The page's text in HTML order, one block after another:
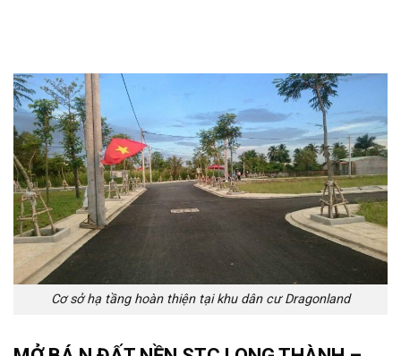
Cơ sở hạ tầng hoàn thiện tại khu dân cư Dragonland